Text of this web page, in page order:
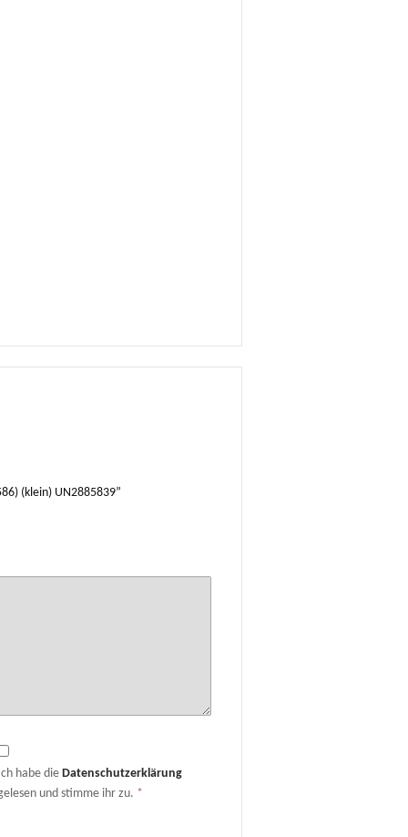
(klein) UN2885839”
habe dieDatenschutzerklärung
und stimme ihr zu. *